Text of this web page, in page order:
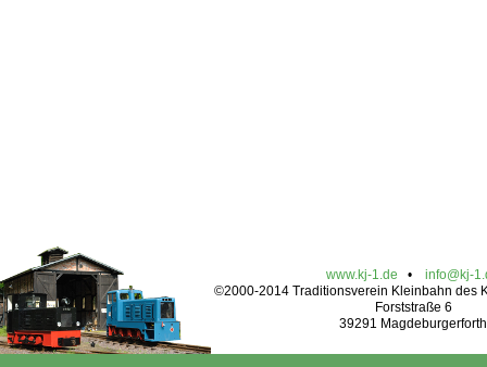
www.kj-1.de • info@kj-
©2000-2014 Traditionsverein Kleinbahn des
Forststraße 6
39291 Magdeburgerforth